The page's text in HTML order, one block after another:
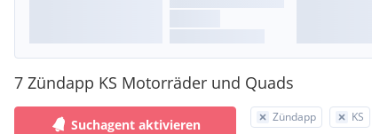
7 Zündapp KS Motorräder und Quads
Zündapp KS
Suchagent aktivieren